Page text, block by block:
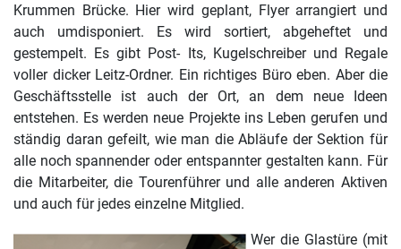
Krummen Brücke. Hier wird geplant, Flyer arrangiert und
auch umdisponiert. Es wird sortiert, abgeheftet und
gestempelt. Es gibt Post- Its, Kugelschreiber und Regale
voller dicker Leitz-Ordner. Ein richtiges Büro eben. Aber die
Geschäftsstelle ist auch der Ort, an dem neue Ideen
entstehen. Es werden neue Projekte ins Leben gerufen und
ständig daran gefeilt, wie man die Abläufe der Sektion für
alle noch spannender oder entspannter gestalten kann. Für
die Mitarbeiter, die Tourenführer und alle anderen Aktiven
und auch für jedes einzelne Mitglied.
Wer die Glastüre (mit